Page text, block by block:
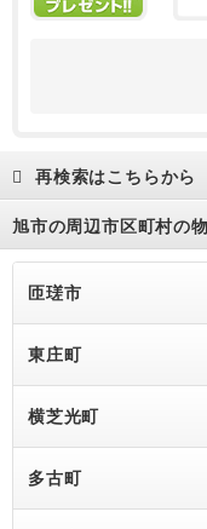
再検索はこちらから
旭市の周辺市区町村の
匝瑳市
東庄町
横芝光町
多古町